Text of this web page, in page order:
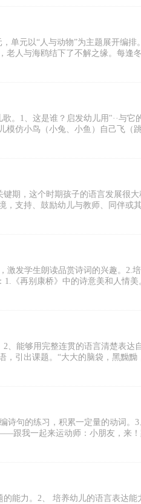
单元以“人与动物”为主题展开编排
老人与海鸥结下了不解之缘。每逢
。1、这是谁？启发幼儿用"··与它
模仿小鸟（小兔、小鱼）自己飞（
期，这个时期孩子的语言发展很
支持、鼓励幼儿与教师、同伴或
发学生朗读品赏诗词的兴趣。2.
《再别康桥》中的诗意美和人情美
、能够用完整连贯的语言清楚表达
，引出课题。“大大的脑袋，黑黝黝
诗句的练习，积累一定量的动词。3
跟我一起来运动师：小朋友，来
能力。2、 培养幼儿的语言表达能